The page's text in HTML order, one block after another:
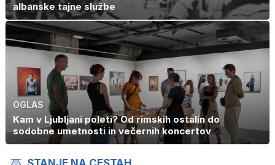
albanske tajne službe
OGLAS
Kam v Ljubljani poleti? Od rimskih ostalin do
sodobne umetnosti in večernih koncertov